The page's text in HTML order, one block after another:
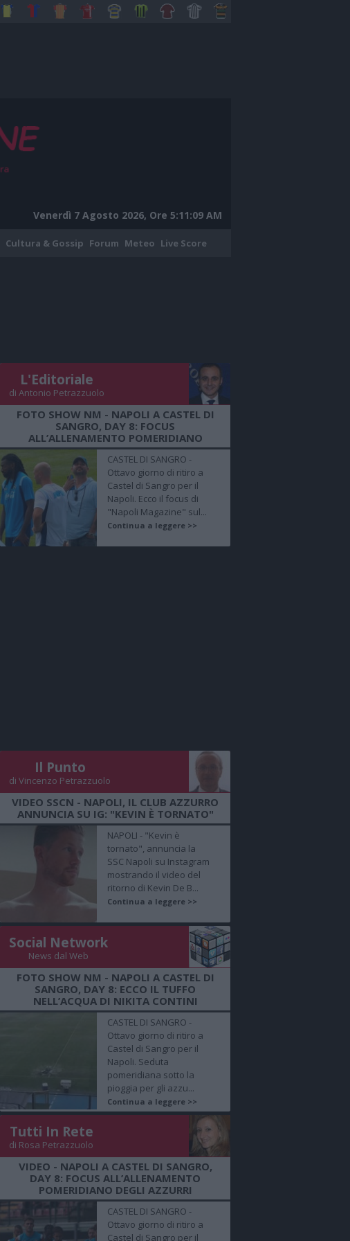
Venerdì 7 Agosto 2026, Ore 5:11:10 AM
Cultura & Gossip Forum Meteo Live Score
L'Editoriale
di Antonio Petrazzuolo
FOTO SHOW NM - NAPOLI A CASTEL DI
SANGRO, DAY 8: FOCUS
ALL’ALLENAMENTO POMERIDIANO
CASTEL DI SANGRO -
Ottavo giorno di ritiro a
Castel di Sangro per il
Napoli. Ecco il focus di
"Napoli Magazine" sul...
Continua a leggere >>
Il Punto
di Vincenzo Petrazzuolo
VIDEO SSCN - NAPOLI, IL CLUB AZZURRO
ANNUNCIA SU IG: "KEVIN È TORNATO"
NAPOLI - "Kevin è
tornato", annuncia la
SSC Napoli su Instagram
mostrando il video del
ritorno di Kevin De B...
Continua a leggere >>
Social Network
News dal Web
FOTO SHOW NM - NAPOLI A CASTEL DI
SANGRO, DAY 8: ECCO IL TUFFO
NELL’ACQUA DI NIKITA CONTINI
CASTEL DI SANGRO -
Ottavo giorno di ritiro a
Castel di Sangro per il
Napoli. Seduta
pomeridiana sotto la
pioggia per gli azzu...
Continua a leggere >>
Tutti In Rete
di Rosa Petrazzuolo
VIDEO - NAPOLI A CASTEL DI SANGRO,
DAY 8: FOCUS ALL’ALLENAMENTO
POMERIDIANO DEGLI AZZURRI
CASTEL DI SANGRO -
Ottavo giorno di ritiro a
Castel di Sangro per il